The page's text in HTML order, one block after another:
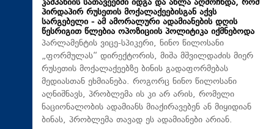
პირდაპირ რუსეთის მოქალაქეებისგან აქვს
სარგებელი - ამ ამორალური ადამიანების დღის
წესრიგით წლებია ოპოზიციის პოლიტიკა იქმნებოდა
პარლამენტის ვიცე-სპიკერი, ნინო წილოსანი
„ფორმულას“ დირექტორის, მიშა მშვილდაძის მიერ
რუსეთის მოქალაქეებზე ბინის გადაფორმებას
მედიასთან ეხმიანება. როგორც ნინო წილოსანი
აღნიშნავს, პრობლემა ის კი არ არის, რომელი
ნაციონალობის ადამიანს მიაქირავებენ ან მიყიდიან
ბინას, პრობლემა თავად ეს ადამიანები არიან.